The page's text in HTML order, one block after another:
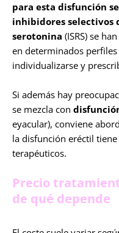
para esta disfunción
inhibidores selectivos
serotonina (ISRS) se
en determinados
individualizarse y
Si además hay
se mezcla con
eyacular), conviene
la disfunción eréctil
terapéuticos.
Precio
de qué depende